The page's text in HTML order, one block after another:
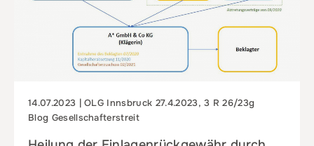
14.07.2023 | OLG Innsbruck 27.4.2023, 3 R 26/23g
Blog Gesellschafterstreit